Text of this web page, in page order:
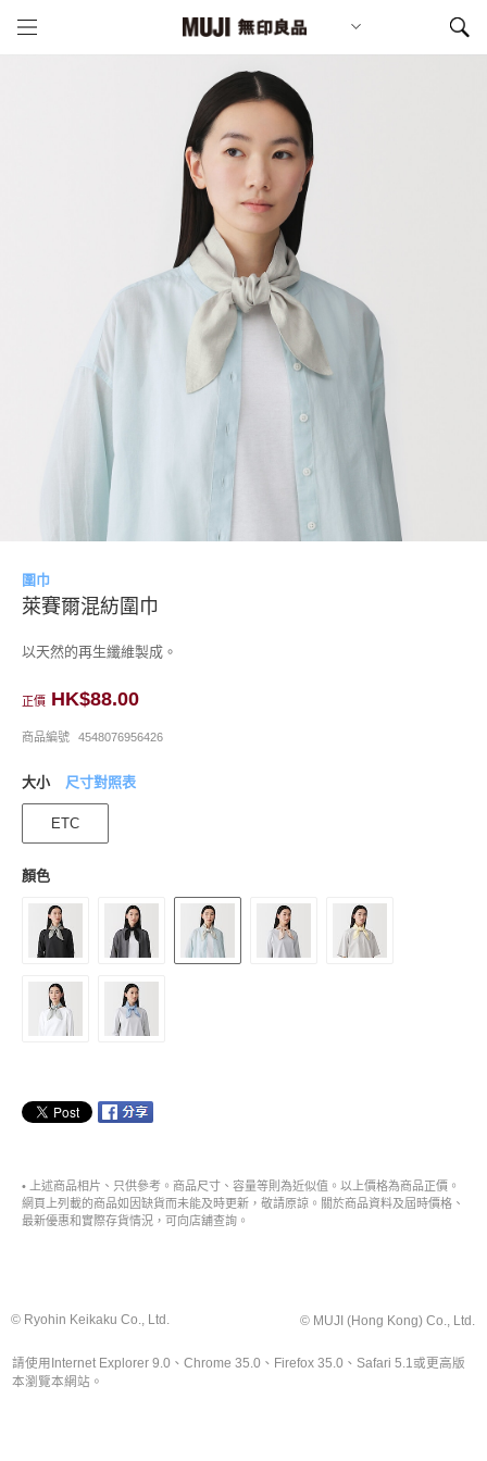
圍巾
萊賽爾混紡圍巾
以天然的再生纖維製成。
正價 HK$88.00
商品編號 4548076956426
大小 尺寸對照表
ETC
顏色
• 上述商品相片、只供參考。商品尺寸、容量等則為近似值。以上價格為商品正價。
網頁上列載的商品如因缺貨而未能及時更新，敬請原諒。關於商品資料及屆時價格、
最新優惠和實際存貨情況，可向店舖查詢。
© Ryohin Keikaku Co., Ltd. © MUJI (Hong Kong) Co., Ltd.
請使用Internet Explorer 9.0、Chrome 35.0、Firefox 35.0、Safari 5.1或更高版
本瀏覽本網站。